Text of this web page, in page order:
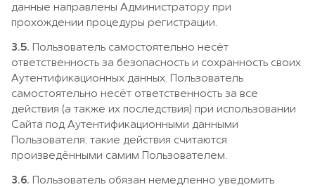
данные направлены Администратору при
прохождении процедуры регистрации.
3.5. Пользователь самостоятельно несёт
ответственность за безопасность и сохранность своих
Аутентификационных данных. Пользователь
самостоятельно несёт ответственность за все
действия (а также их последствия) при использовании
Сайта под Аутентификационными данными
Пользователя, такие действия считаются
произведёнными самим Пользователем.
3.6. Пользователь обязан немедленно уведомить